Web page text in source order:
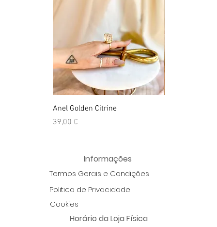
Anel Golden Citrine
Preço
39,00 €
Informações
Termos Gerais e Condições
Politica de Privacidade
Cookies
Horário da Loja Física